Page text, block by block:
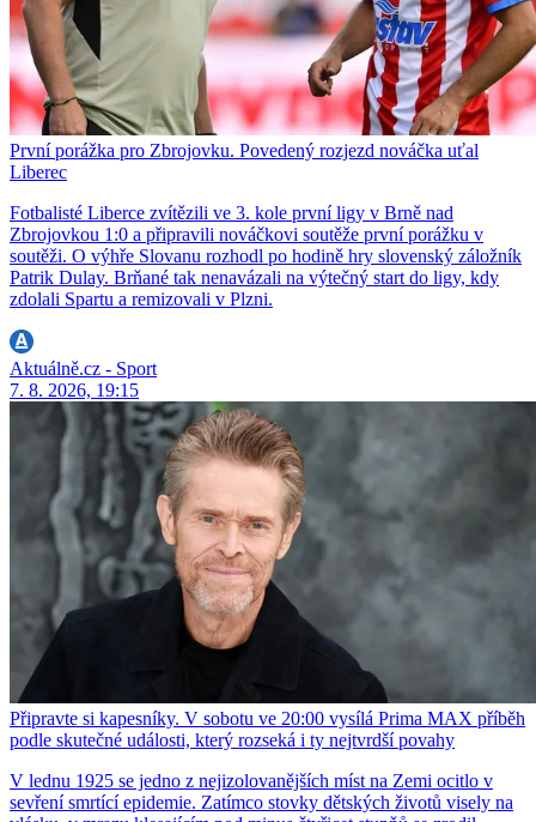
První porážka pro Zbrojovku. Povedený rozjezd nováčka uťal
Liberec
Fotbalisté Liberce zvítězili ve 3. kole první ligy v Brně nad
Zbrojovkou 1:0 a připravili nováčkovi soutěže první porážku v
soutěži. O výhře Slovanu rozhodl po hodině hry slovenský záložník
Patrik Dulay. Brňané tak nenavázali na výtečný start do ligy, kdy
zdolali Spartu a remizovali v Plzni.
Aktuálně.cz - Sport
7. 8. 2026, 19:15
Připravte si kapesníky. V sobotu ve 20:00 vysílá Prima MAX příběh
podle skutečné události, který rozseká i ty nejtvrdší povahy
V lednu 1925 se jedno z nejizolovanějších míst na Zemi ocitlo v
sevření smrtící epidemie. Zatímco stovky dětských životů visely na